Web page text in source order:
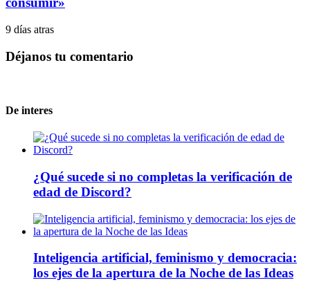
9 días atras
Déjanos tu comentario
De interes
¿Qué sucede si no completas la verificación de
edad de Discord?
Inteligencia artificial, feminismo y democracia:
los ejes de la apertura de la Noche de las Ideas